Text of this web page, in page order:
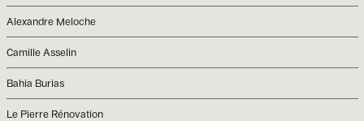
Alexandre Meloche
Camille Asselin
Bahia Burias
Le Pierre Rénovation